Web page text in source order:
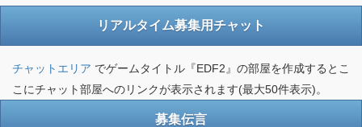
リアルタイム募集用チャット
チャットエリア でゲームタイトル『EDF2』の部屋を作成するとこ
こにチャット部屋へのリンクが表示されます(最大50件表示)。
募集伝言